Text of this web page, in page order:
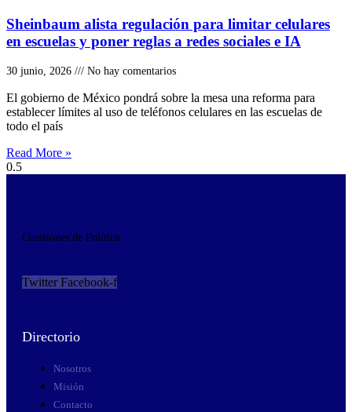
Sheinbaum alista regulación para limitar celulares
en escuelas y poner reglas a redes sociales e IA
30 junio, 2026 No hay comentarios
El gobierno de México pondrá sobre la mesa una reforma para
establecer límites al uso de teléfonos celulares en las escuelas de
todo el país
Read More »
Cuestiones de Política
Twitter Facebook-f
Directorio
Nosotros
Misión
Contacto